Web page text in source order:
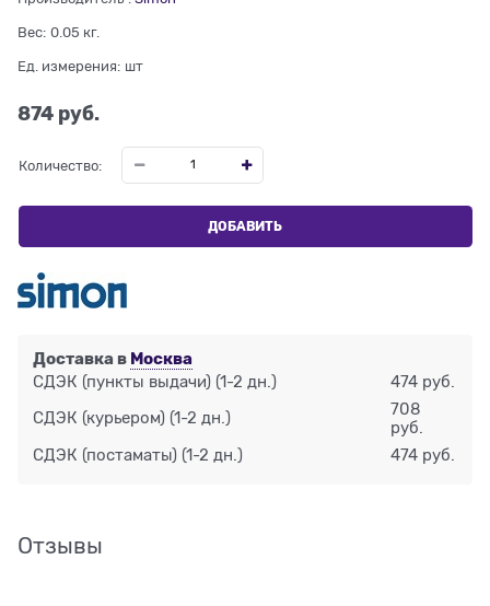
Вес: 0.05 кг.
Ед. измерения: шт
874 руб.
Количество:
ДОБАВИТЬ
Доставка в Москва
СДЭК (пункты выдачи) (1-2 дн.) 474 руб.
СДЭК (курьером) (1-2 дн.)
708
руб.
СДЭК (постаматы) (1-2 дн.) 474 руб.
Отзывы